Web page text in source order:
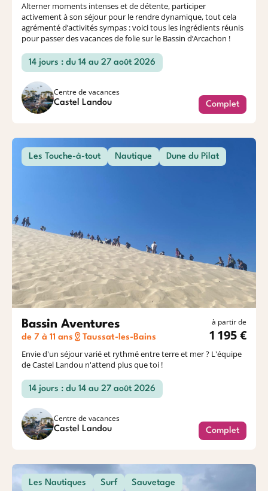
Alterner moments intenses et de détente, participer
activement à son séjour pour le rendre dynamique, tout cela
agrémenté d’activités sympas : voici tous les ingrédients réunis
pour passer des vacances de folie sur le Bassin d’Arcachon !
14 jours : du 14 au 27 août 2026
Centre de vacances
Castel Landou Complet
Les Touche-à-tout Nautique Dune du Pilat
Bassin Aventures
de 7 à 11 ans Taussat-les-Bains
à partir de
1 195 €
Envie d'un séjour varié et rythmé entre terre et mer ? L'équipe
de Castel Landou n'attend plus que toi !
14 jours : du 14 au 27 août 2026
Centre de vacances
Castel Landou Complet
Les Nautiques Surf Sauvetage